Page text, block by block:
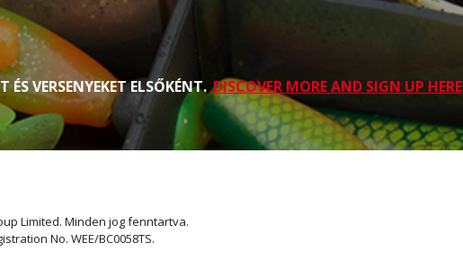
VERSENYEKET ELSŐKÉNT.DISCOVER MORE AND SIGN UP HERE
Limited. Minden jog fenntartva.
No. WEE/BC0058TS.